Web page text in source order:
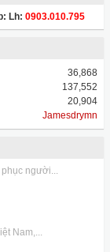
Lh: 0903.010.795
36,868
137,552
20,904
Jamesdrymn
phục người...
Nam,...